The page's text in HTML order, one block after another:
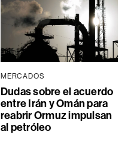
MERCADOS
Dudas sobre el acuerdo
entre Irán y Omán para
reabrir Ormuz impulsan
al petróleo